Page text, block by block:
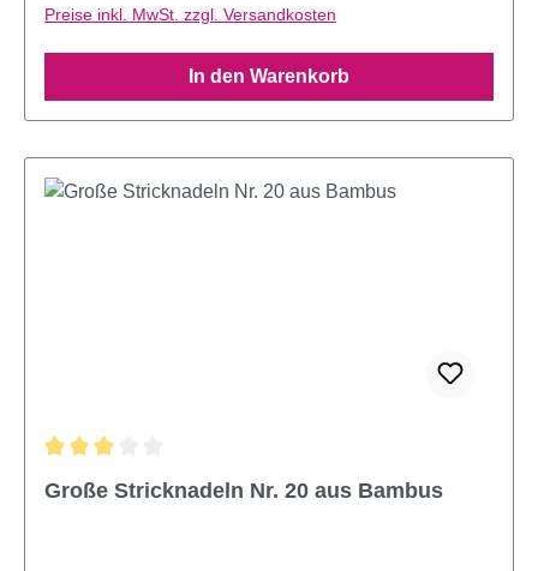
Preise inkl. MwSt. zzgl. Versandkosten
In den Warenkorb
Große Stricknadeln Nr. 20 aus Bambus